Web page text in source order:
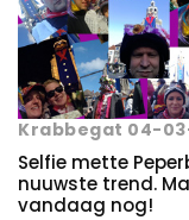
Krabbegat 04-
Selfie mette
nuuwste trend.
vandaag nog!